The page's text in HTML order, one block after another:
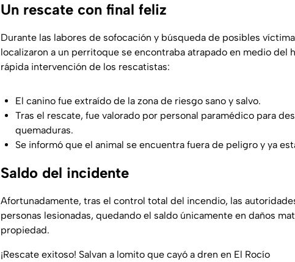
Un rescate con final feliz
Durante las labores de sofocación y búsqueda de posibles
localizaron a un perritoque se encontraba atrapado en medio del
rápida intervención de los rescatistas:
El canino fue extraído de la zona de riesgo sano y salvo.
Tras el rescate, fue valorado por personal paramédico para
quemaduras.
Se informó que el animal se encuentra fuera de peligro y ya
Saldo del incidente
Afortunadamente, tras el control total del incendio, las
personas lesionadas, quedando el saldo únicamente en daños
propiedad.
¡Rescate exitoso! Salvan a lomito que cayó a dren en El Rocío